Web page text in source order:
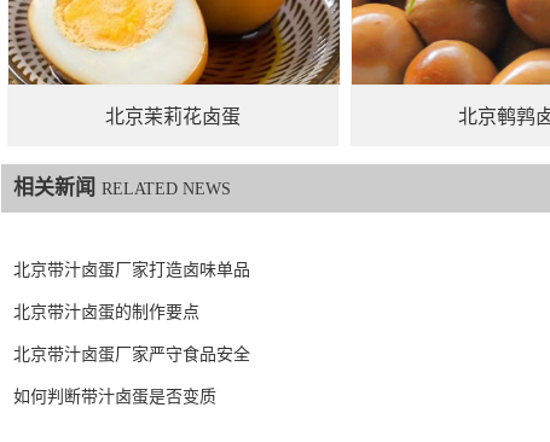
北京茉莉花卤蛋 北京鹌鹑
相关新闻 RELATED NEWS
北京带汁卤蛋厂家打造卤味单品
北京带汁卤蛋的制作要点
北京带汁卤蛋厂家严守食品安全
如何判断带汁卤蛋是否变质